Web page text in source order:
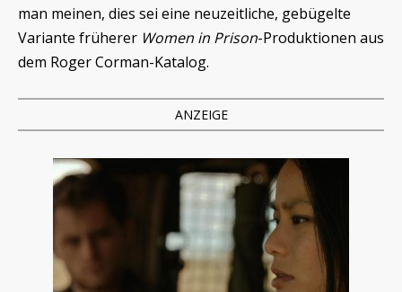
man meinen, dies sei eine neuzeitliche, gebügelte
Variante früherer Women in Prison-Produktionen aus
dem Roger Corman-Katalog.
ANZEIGE